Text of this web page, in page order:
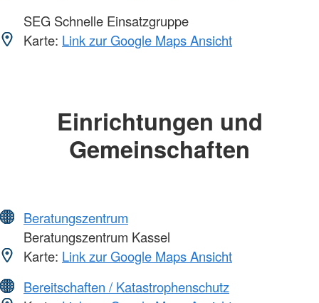
SEG Schnelle Einsatzgruppe
Karte: Link zur Google Maps Ansicht
Einrichtungen und
Gemeinschaften
Beratungszentrum
Beratungszentrum Kassel
Karte: Link zur Google Maps Ansicht
Bereitschaften / Katastrophenschutz